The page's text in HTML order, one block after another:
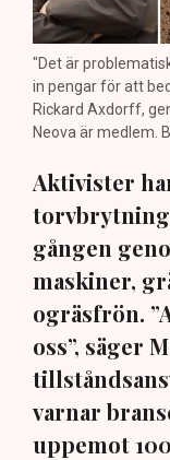
"Det är
in pengar för att
Rickard Axdorff,
Neova är medlem.
Aktivister
gången
maskiner,
ogräsfrön.
oss”, säger
varnar
uppemot